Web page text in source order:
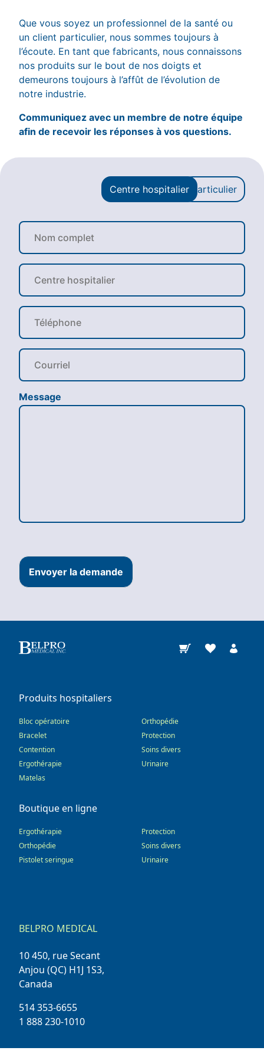
Que vous soyez un professionnel de la santé ou
un client particulier, nous sommes toujours à
l’écoute. En tant que fabricants, nous connaissons
nos produits sur le bout de nos doigts et
demeurons toujours à l’affût de l’évolution de
notre industrie.
Communiquez avec un membre de notre équipe
afin de recevoir les réponses à vos questions.
Centre hospitalier Particulier
Message
Envoyer la demande
Produits hospitaliers
Bloc opératoire
Bracelet
Contention
Ergothérapie
Matelas
Orthopédie
Protection
Soins divers
Urinaire
Boutique en ligne
Ergothérapie
Orthopédie
Pistolet seringue
Protection
Soins divers
Urinaire
BELPRO MEDICAL
10 450, rue Secant
Anjou (QC) H1J 1S3,
Canada
514 353-6655
1 888 230-1010